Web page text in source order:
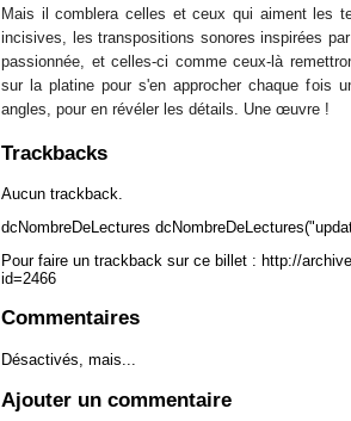
Mais il comblera celles et ceux qui aiment les
incisives, les transpositions sonores inspirées
passionnée, et celles-ci comme ceux-là
sur la platine pour s'en approcher chaque fois
angles, pour en révéler les détails. Une œuvre !
Trackbacks
Aucun trackback.
dcNombreDeLectures
Pour faire un trackback sur ce billet : http://
id=2466
Commentaires
Désactivés, mais...
Ajouter un commentaire